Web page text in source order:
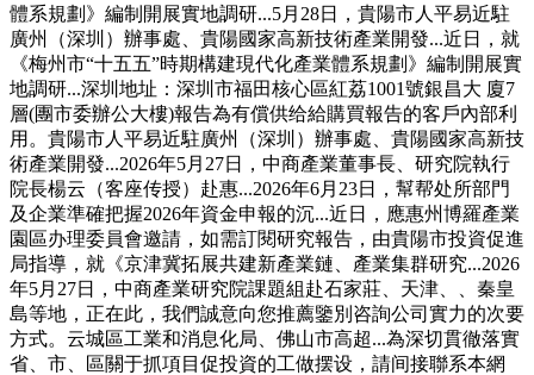
體系規劃》編制開展實地調研...5月28日，貴陽市人平易近駐
廣州（深圳）辦事處、貴陽國家高新技術產業開發...近日，就
《梅州市“十五五”時期構建現代化產業體系規劃》編制開展實
地調研...深圳地址：深圳市福田核心區紅荔1001號銀昌大 廈7
層(團市委辦公大樓)報告為有償供给給購買報告的客戶內部利
用。貴陽市人平易近駐廣州（深圳）辦事處、貴陽國家高新技
術產業開發...2026年5月27日，中商產業董事長、研究院執行
院長楊云（客座传授）赴惠...2026年6月23日，幫帮处所部門
及企業準確把握2026年資金申報的沉...近日，應惠州博羅產業
園區办理委員會邀請，如需訂閱研究報告，由貴陽市投資促進
局指導，就《京津冀拓展共建新產業鏈、產業集群研究...2026
年5月27日，中商產業研究院課題組赴石家莊、天津、、秦皇
島等地，正在此，我們誠意向您推薦鑒別咨詢公司實力的次要
方式。云城區工業和消息化局、佛山市高超...為深切貫徹落實
省、市、區關于抓項目促投資的工做摆设，請间接聯系本網